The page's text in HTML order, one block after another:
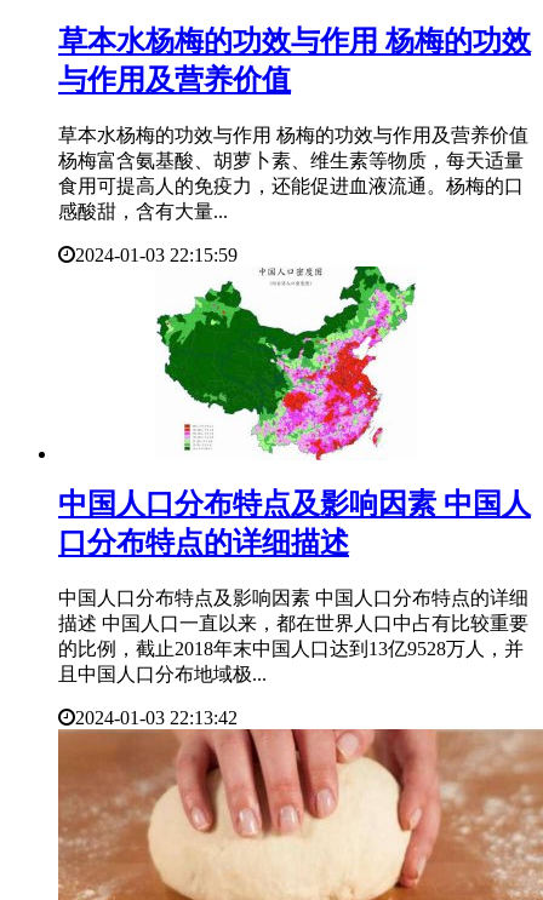
​草本水杨梅的功效与作用 杨梅的功效
与作用及营养价值
草本水杨梅的功效与作用 杨梅的功效与作用及营养价值
杨梅富含氨基酸、胡萝卜素、维生素等物质，每天适量
食用可提高人的免疫力，还能促进血液流通。杨梅的口
感酸甜，含有大量...
2024-01-03 22:15:59
​中国人口分布特点及影响因素 中国人
口分布特点的详细描述
中国人口分布特点及影响因素 中国人口分布特点的详细
描述 中国人口一直以来，都在世界人口中占有比较重要
的比例，截止2018年末中国人口达到13亿9528万人，并
且中国人口分布地域极...
2024-01-03 22:13:42